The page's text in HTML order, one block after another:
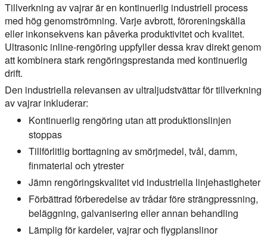
Tillverkning av vajrar är en kontinuerlig industriell process
med hög genomströmning. Varje avbrott, föroreningskälla
eller inkonsekvens kan påverka produktivitet och kvalitet.
Ultrasonic inline-rengöring uppfyller dessa krav direkt genom
att kombinera stark rengöringsprestanda med kontinuerlig
drift.
Den industriella relevansen av ultraljudstvättar för tillverkning
av vajrar inkluderar:
Kontinuerlig rengöring utan att produktionslinjen
stoppas
Tillförlitlig borttagning av smörjmedel, tvål, damm,
finmaterial och ytrester
Jämn rengöringskvalitet vid industriella linjehastigheter
Förbättrad förberedelse av trådar före strängpressning,
beläggning, galvanisering eller annan behandling
Lämplig för kardeler, vajrar och flygplanslinor